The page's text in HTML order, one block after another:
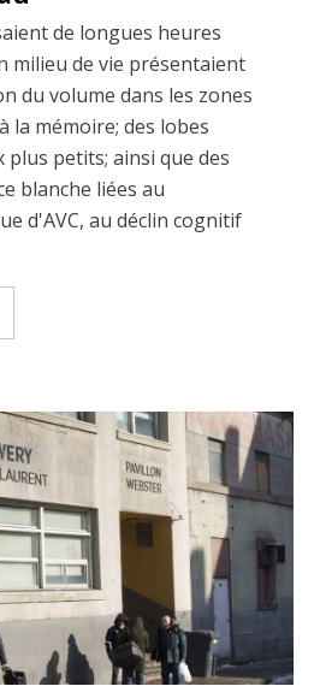
de longues heures
milieu de vie présentaient
du volume dans les zones
la mémoire; des lobes
petits; ainsi que des
blanche liées au
d'AVC, au déclin cognitif